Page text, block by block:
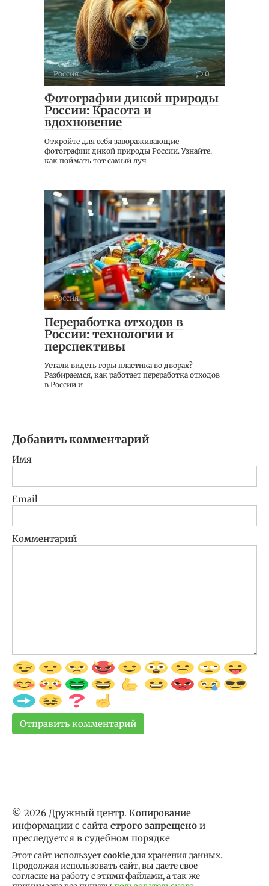
Россия 0
Фотографии дикой природы
России: Красота и
вдохновение
Откройте для себя завораживающие
фотографии дикой природы России. Узнайте,
как поймать тот самый луч
Россия 0
Переработка отходов в
России: технологии и
перспективы
Устали видеть горы пластика во дворах?
Разбираемся, как работает переработка отходов
в России и
Добавить комментарий
Имя
Email
Комментарий
© 2026 Дружный центр. Копирование
информации с сайта строго запрещено и
преследуется в судебном порядке
Этот сайт используетcookieдля хранения данных.
Продолжая использовать сайт, вы даете свое
согласие на работу с этими файлами, а так же